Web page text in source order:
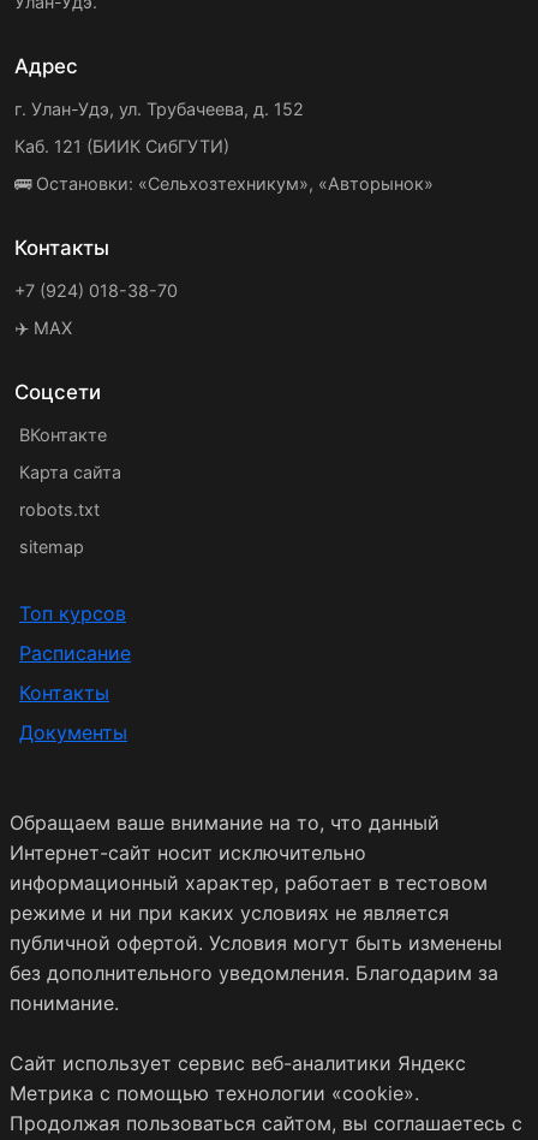
Адрес
г. Улан-Удэ, ул. Трубачеева, д. 152
Каб. 121 (БИИК СибГУТИ)
🚌 Остановки: «Сельхозтехникум», «Авторынок»
Контакты
+7 (924) 018-38-70
✈️ MAX
Соцсети
ВКонтакте
Карта сайта
robots.txt
sitemap
Топ курсов
Расписание
Контакты
Документы
Обращаем ваше внимание на то, что данный
Интернет-сайт носит исключительно
информационный характер, работает в тестовом
режиме и ни при каких условиях не является
публичной офертой. Условия могут быть изменены
без дополнительного уведомления. Благодарим за
понимание.
Сайт использует сервис веб-аналитики Яндекс
Метрика с помощью технологии «cookie».
Продолжая пользоваться сайтом, вы соглашаетесь с